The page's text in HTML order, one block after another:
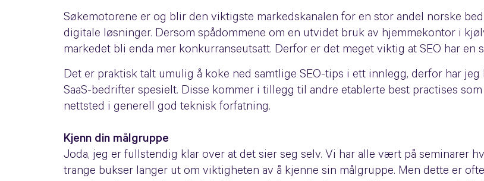
Søkemotorene er og blir den viktigste markedskanalen for en stor andel norske
digitale løsninger. Dersom spådommene om en utvidet bruk av hjemmekontor i
markedet bli enda mer konkurranseutsatt. Derfor er det meget viktig at SEO har en
Det er praktisk talt umulig å koke ned samtlige SEO-tips i ett innlegg, derfor har
SaaS-bedrifter spesielt. Disse kommer i tillegg til andre etablerte best practises
nettsted i generell god teknisk forfatning.
Kjenn din målgruppe
Joda, jeg er fullstendig klar over at det sier seg selv. Vi har alle vært på seminarer
trange bukser langer ut om viktigheten av å kjenne sin målgruppe. Men dette er